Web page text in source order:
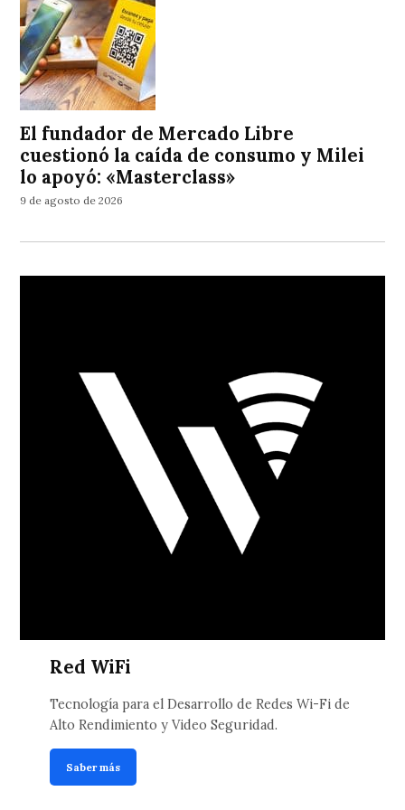
El fundador de Mercado Libre
cuestionó la caída de consumo y Milei
lo apoyó: «Masterclass»
9 de agosto de 2026
Red WiFi
Tecnología para el Desarrollo de Redes Wi-Fi de
Alto Rendimiento y Video Seguridad.
Saber más